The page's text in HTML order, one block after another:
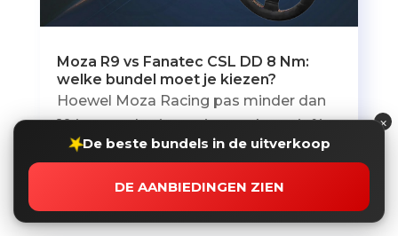
×
★De beste bundels in de uitverkoop
DE AANBIEDINGEN ZIEN
Moza R9 vs Fanatec CSL DD 8 Nm:
welke bundel moet je kiezen?
Hoewel Moza Racing pas minder dan
10 jaar op de sim-racingmarkt actief is,
lijkt de concurrentiestrijd met Fanatec